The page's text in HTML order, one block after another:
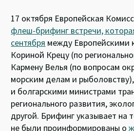
17 октября Европейская
флеш-брифинг встречи,
сентября между Европейскими
Кориной Крецу (по
Кармену Велья (по вопросам
морским делам и
и болгарскими министрами
регионального развития,
другой. Брифинг указывает на
не были проинформированы о